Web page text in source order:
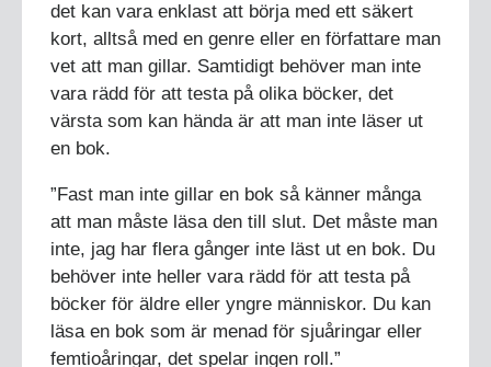
det kan vara enklast att börja med ett säkert
kort, alltså med en genre eller en författare man
vet att man gillar. Samtidigt behöver man inte
vara rädd för att testa på olika böcker, det
värsta som kan hända är att man inte läser ut
en bok.
”Fast man inte gillar en bok så känner många
att man måste läsa den till slut. Det måste man
inte, jag har flera gånger inte läst ut en bok. Du
behöver inte heller vara rädd för att testa på
böcker för äldre eller yngre människor. Du kan
läsa en bok som är menad för sjuåringar eller
femtioåringar, det spelar ingen roll.”